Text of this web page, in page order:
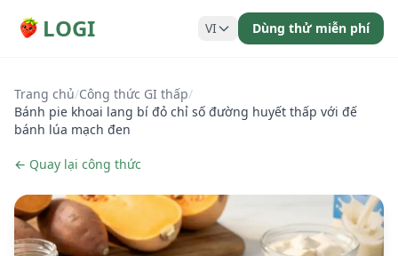
LOGI VI Dùng thử miễn phí
Trang chủ/Công thức GI thấp/
Bánh pie khoai lang bí đỏ chỉ số đường huyết thấp với đế
bánh lúa mạch đen
← Quay lại công thức